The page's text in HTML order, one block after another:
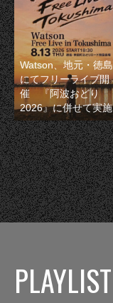
Watson、地元・徳島
にてフリーライブ開
催 『阿波おどり
2026』に併せて実施
PLAYLIST